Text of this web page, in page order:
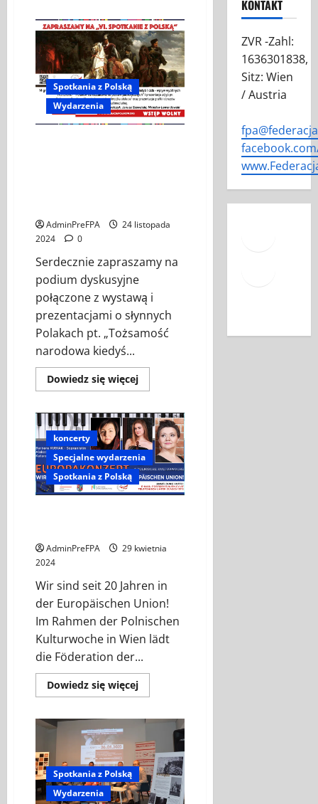
KONCERT
GALOWY
Z
KAPELĄ
GÓRALSKĄ
„ZBÓJNICY“
Spotkania z Polską
Wydarzenia
AdminPreFPA
24 listopada
2024
0
Serdecznie zapraszamy na
podium dyskusyjne
połączone z wystawą i
prezentacjami o słynnych
Polakach pt. „Tożsamość
narodowa kiedyś...
Dowiedz się więcejDowiedz
się
Podium
dyskusyjne
pt.
„Tożsamość
narodowa
kiedyś
i
dziś-
wpływ
postaw
koncerty
Specjalne wydarzenia
Spotkania z Polską
AdminPreFPA
29 kwietnia
2024
Wir sind seit 20 Jahren in
der Europäischen Union!
Im Rahmen der Polnischen
Kulturwoche in Wien lädt
die Föderation der...
Dowiedz się więcejDowiedz
się
Europa
Konzert
in
Hietzing,
01.06.2024
Spotkania z Polską
Wydarzenia
KONTAKT
ZVR -Zahl:
1636301838,
Sitz: Wien
/ Austria
Mail